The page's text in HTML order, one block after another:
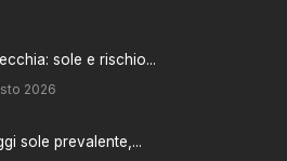
sole e rischio...
2026
sole prevalente,...